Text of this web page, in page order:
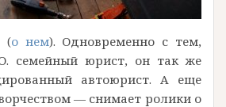
(о нем). Одновременно с тем,
семейный юрист, он так же
автоюрист. А еще
— снимает ролики о